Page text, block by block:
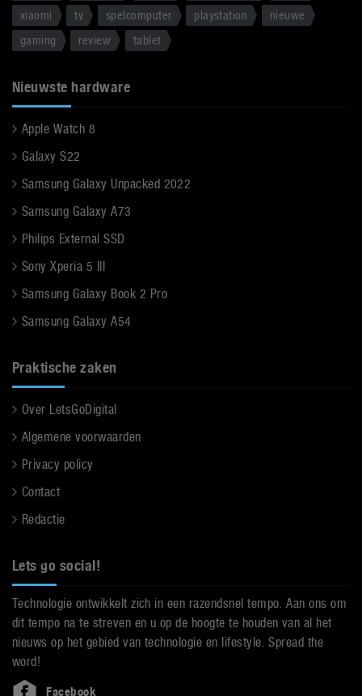
xiaomi
tv spelcomputer playstation
nieuwe
gaming
review tablet
Nieuwste hardware
Apple Watch 8
Galaxy S22
Samsung Galaxy Unpacked 2022
Samsung Galaxy A73
Philips External SSD
Sony Xperia 5 III
Samsung Galaxy Book 2 Pro
Samsung Galaxy A54
Praktische zaken
Over LetsGoDigital
Algemene voorwaarden
Privacy policy
Contact
Redactie
Lets go social!
Technologie ontwikkelt zich in een razendsnel tempo. Aan ons om
dit tempo na te streven en u op de hoogte te houden van al het
nieuws op het gebied van technologie en lifestyle. Spread the
word!
Facebook